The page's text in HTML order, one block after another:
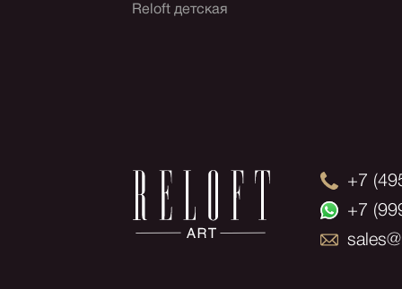
Reloft детская
+7
+7